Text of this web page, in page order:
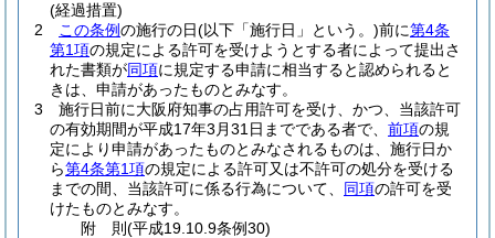
(経過措置)
2
この条例の施行の日(以下「施行日」という。)前に第4条
第1項の規定による許可を受けようとする者によって提出さ
れた書類が同項に規定する申請に相当すると認められると
きは、申請があったものとみなす。
3
施行日前に大阪府知事の占用許可を受け、かつ、当該許可
の有効期間が平成17年3月31日までである者で、 前項の規
定により申請があったものとみなされるものは、施行日か
ら第4条第1項の規定による許可又は不許可の処分を受ける
までの間、当該許可に係る行為について、 同項の許可を受
けたものとみなす。
附 則(平成19.10.9条例30)